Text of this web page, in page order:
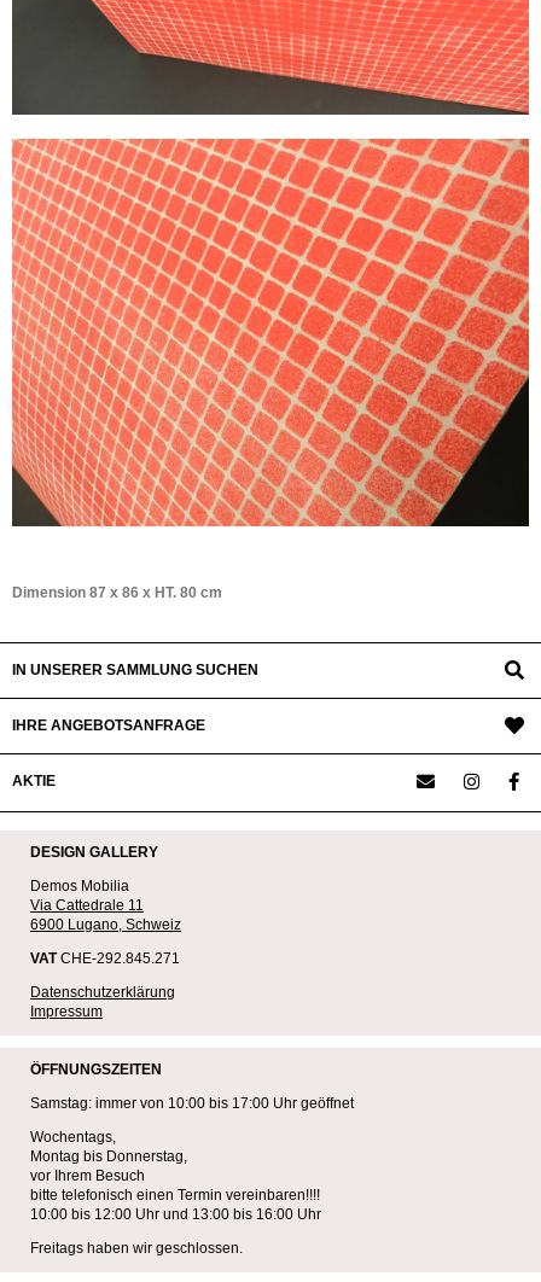
Dimension 87 x 86 x HT. 80 cm
IN UNSERER SAMMLUNG SUCHEN
IHRE ANGEBOTSANFRAGE
AKTIE
DESIGN GALLERY
Demos Mobilia
Via Cattedrale 11
6900 Lugano, Schweiz
VATCHE-292.845.271
Datenschutzerklärung
Impressum
ÖFFNUNGSZEITEN
Samstag: immer von 10:00 bis 17:00 Uhr geöffnet
Wochentags,
Montag bis Donnerstag,
vor Ihrem Besuch
bitte telefonisch einen Termin vereinbaren!!!!
10:00 bis 12:00 Uhr und 13:00 bis 16:00 Uhr
Freitags haben wir geschlossen.